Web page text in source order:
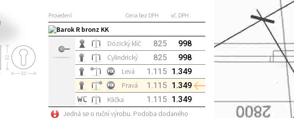
Provedení Cena bez DPH vč. DPH
Barok R bronz KK
Dózický klíč
825 998
Cylindrický 825 998
Levá 1.115 1.349
Pravá 1.115 1.349
Klička 1.115 1.349
Jedná se o ruční výrobu. Podoba dodaného